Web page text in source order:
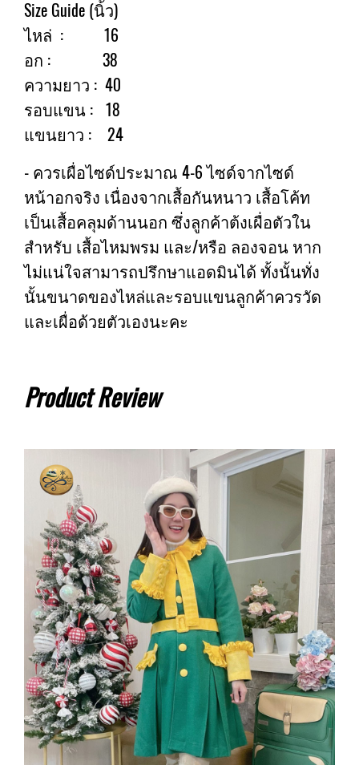
Size Guide (นิ้ว)
ไหล่ : 16
อก : 38
ความยาว : 40
รอบแขน : 18
แขนยาว : 24
- ควรเผื่อไซด์ประมาณ 4-6 ไซด์จากไซด์
หน้าอกจริง เนื่องจากเสื้อกันหนาว เสื้อโค้ท
เป็นเสื้อคลุมด้านนอก ซึ่งลูกค้าต้งเผื่อตัวใน
สำหรับ เสื้อไหมพรม และ/หรือ ลองจอน หาก
ไม่แน่ใจสามารถปรึกษาแอดมินได้ ทั้งนั้นทั่ง
นั้นขนาดของไหล่และรอบแขนลูกค้าควรวัด
และเผื่อด้วยตัวเองนะคะ
Product Review